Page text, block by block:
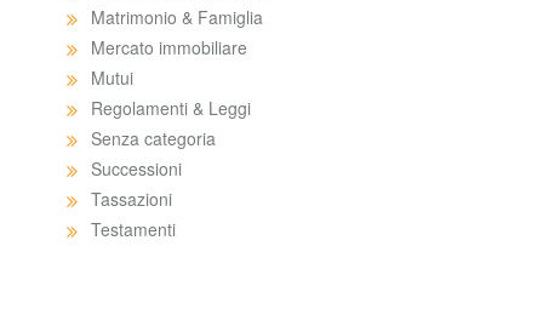
Matrimonio & Famiglia
Mercato immobiliare
Mutui
Regolamenti & Leggi
Senza categoria
Successioni
Tassazioni
Testamenti